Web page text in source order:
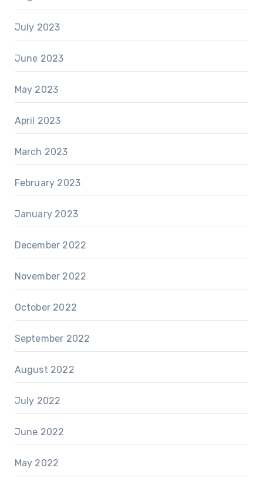
July 2023
June 2023
May 2023
April 2023
March 2023
February 2023
January 2023
December 2022
November 2022
October 2022
September 2022
August 2022
July 2022
June 2022
May 2022